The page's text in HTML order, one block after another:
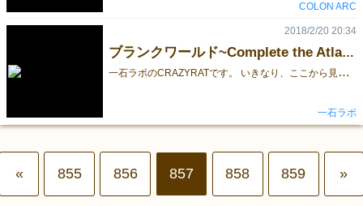
COLON ARC
ブランクワールド~Complete the Atlas~ができるまで 3
一
石ラボのCRAZYRATです。 いきなり、ここから見てしまった方は、続きものとなっておりますので、ぜひ1からご覧ください。 私がこれまで作った事があったのは、ほとんどデジタルゲーム、つまりコンピュータプログラミングばかりでした。 そのため、頭の中で考える処理が、無意識にコンピュータの処理をベースにしてしまい、アナログでやるには複雑で冗長なものばかりになっていました。 多くの方に遊んでいただくためには、処理はできるだけ簡単で、運要素と戦略要素のバランスが良くて、表現したい世界を感じられるものにしたい、そんなことを考えながら、何度か修正を重ねましたが、なかなか適度な時間で遊べるものになりませんでした。 ベースとなったコーエーの三國志シリーズをご存知の方はおわかりになると思いますが、膨大な数の武将、内政、外交、戦争といった多くの行動がこのゲームの魅力でもあります。 それをアナログゲームで再現するには、限度がありました。 このゲームの制作を諦めたわけではないのですが、とりあえず凍結、という事にして、別のモチーフを探しました。 レジオナルパワーII、ポピュラス、レミングス、太閤立志伝、シムアース、Wizardry、バランス・オブ・ザ・プラネット、スーパースターフォース、女神転生、蒼き狼と白き女鹿、シムシティ、ラストハルマゲドン、ブリーダーといったものが、検討の俎上に載りました。 そして、アートディンク社のTHE ATLASというゲームにたどり着いたのです。
2018/2/20 20:34
一石ラボ
« 855 856 857 858 859 »